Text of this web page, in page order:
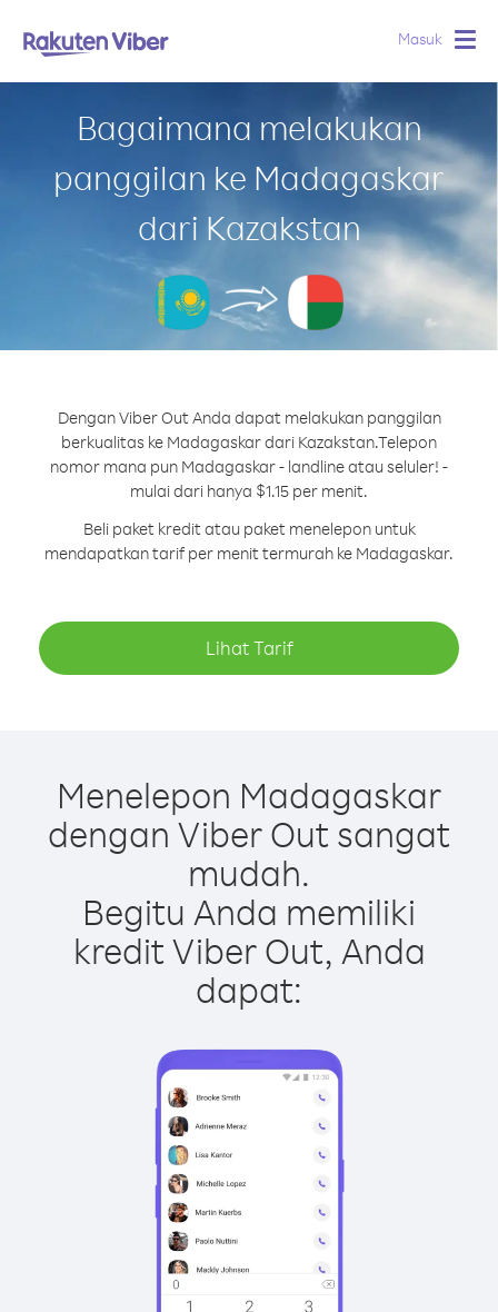
Masuk
Bagaimana melakukan
panggilan ke Madagaskar
dari Kazakstan
Dengan Viber Out Anda dapat melakukan panggilan
berkualitas ke Madagaskar dari Kazakstan.Telepon
nomor mana pun Madagaskar - landline atau seluler! -
mulai dari hanya $1.15 per menit.
Beli paket kredit atau paket menelepon untuk
mendapatkan tarif per menit termurah ke Madagaskar.
Lihat Tarif
Menelepon Madagaskar
dengan Viber Out sangat
mudah.
Begitu Anda memiliki
kredit Viber Out, Anda
dapat: